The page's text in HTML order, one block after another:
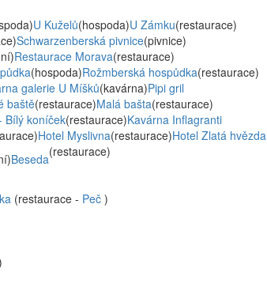
U Kuželů(hospoda)U Zámku(restaurace)
Schwarzenberská pivnice(pivnice)
Restaurace Morava(restaurace)
(hospoda)Rožmberská hospůdka(restaurace)
galerie U Míšků(kavárna)Pipi gril
baště(restaurace)Malá bašta(restaurace)
Bílý koníček(restaurace)Kavárna Inflagranti
Hotel Myslivna(restaurace)Hotel Zlatá hvězda
Beseda(restaurace)
(restaurace - Peč )